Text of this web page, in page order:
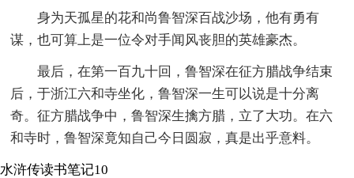
身为天孤星的花和尚鲁智深百战沙场，他有勇有
谋，也可算上是一位令对手闻风丧胆的英雄豪杰。
最后，在第一百九十回，鲁智深在征方腊战争结束
后，于浙江六和寺坐化，鲁智深一生可以说是十分离
奇。征方腊战争中，鲁智深生擒方腊，立了大功。在六
和寺时，鲁智深竟知自己今日圆寂，真是出乎意料。
水浒传读书笔记10